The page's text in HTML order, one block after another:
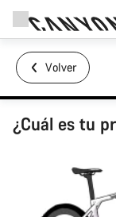
Volver
¿Cuál es tu